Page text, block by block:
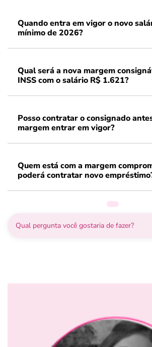
Quando entra em vigor o novo
mínimo de 2026?
Qual será a nova margem
INSS com o salário R$ 1.621?
Posso contratar o consignado
margem entrar em vigor?
Quem está com a margem
poderá contratar novo